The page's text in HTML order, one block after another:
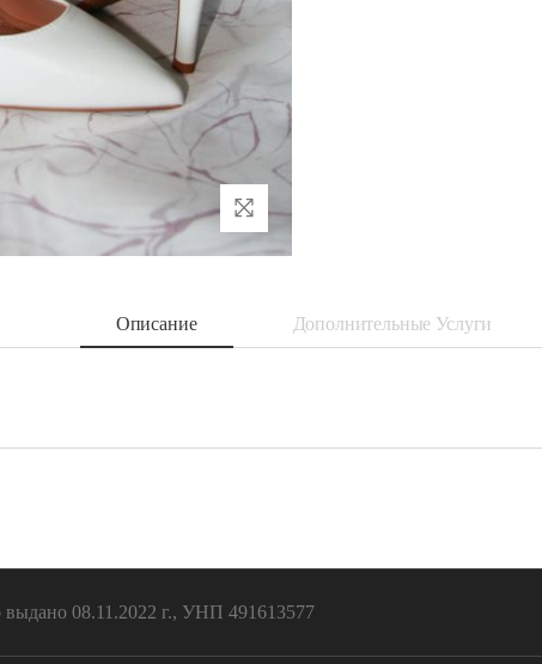
Описание Дополнительные Услуги
08.11.2022 г., УНП 491613577